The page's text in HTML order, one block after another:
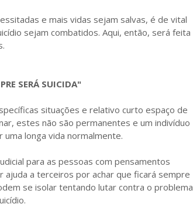
e mais vidas sejam salvas, é de vital
sejam combatidos. Aqui, então, será feita
SERÁ SUICIDA"
situações e relativo curto espaço de
estes não são permanentes e um indivíduo
longa vida normalmente.
para as pessoas com pensamentos
a terceiros por achar que ficará sempre
se isolar tentando lutar contra o problema